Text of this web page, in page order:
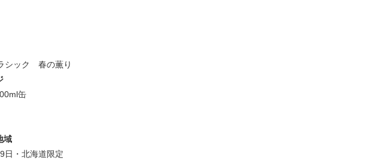
シック 春の薫り
缶
域
日・北海道限定